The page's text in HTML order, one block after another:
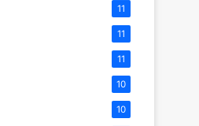
11
11
11
10
10